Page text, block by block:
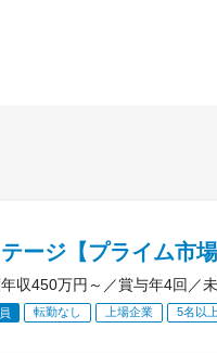
ージ【プライム市場
収450万円～／賞与年4回／
転勤なし 上場企業 5名以